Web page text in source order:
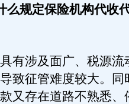
么规定保险机构代收
涉及面广、税源流
致征管难度较大。同
又存在道路不熟悉、